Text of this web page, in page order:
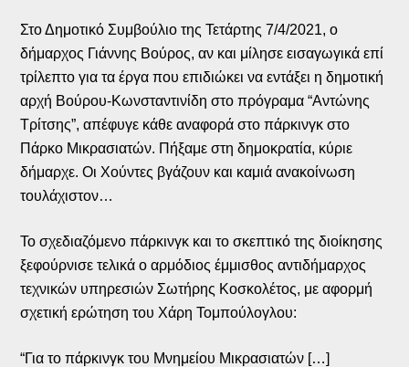
Στο Δημοτικό Συμβούλιο της Τετάρτης 7/4/2021, ο
δήμαρχος Γιάννης Βούρος, αν και μίλησε εισαγωγικά επί
τρίλεπτο για τα έργα που επιδιώκει να εντάξει η δημοτική
αρχή Βούρου-Κωνσταντινίδη στο πρόγραμα “Αντώνης
Τρίτσης”, απέφυγε κάθε αναφορά στο πάρκινγκ στο
Πάρκο Μικρασιατών. Πήξαμε στη δημοκρατία, κύριε
δήμαρχε. Οι Χούντες βγάζουν και καμιά ανακοίνωση
τουλάχιστον…
Το σχεδιαζόμενο πάρκινγκ και το σκεπτικό της διοίκησης
ξεφούρνισε τελικά ο αρμόδιος έμμισθος αντιδήμαρχος
τεχνικών υπηρεσιών Σωτήρης Κοσκολέτος, με αφορμή
σχετική ερώτηση του Χάρη Τομπούλογλου:
“Για το πάρκινγκ του Μνημείου Μικρασιατών […]